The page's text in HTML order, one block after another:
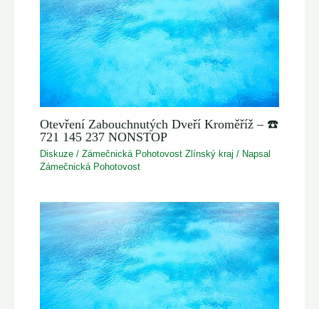
Otevření Zabouchnutých Dveří Kroměříž – ☎️
721 145 237 NONSTOP
Diskuze /Zámečnická Pohotovost Zlínský kraj / Napsal
Zámečnická Pohotovost